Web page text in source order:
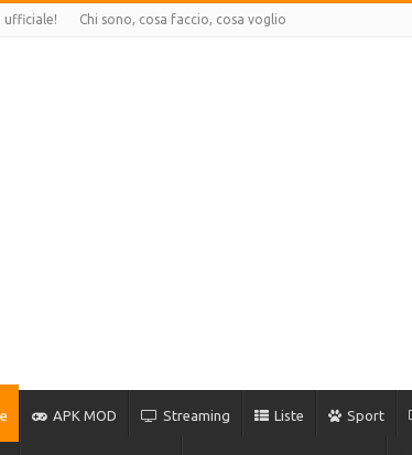
ufficiale! Chi sono, cosa faccio, cosa voglio
APK MOD Streaming Liste Sport